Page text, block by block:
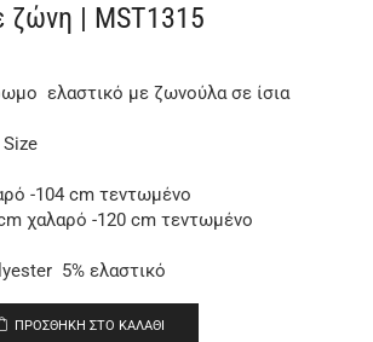
ζώνη | MST1315
ελαστικό με ζωνούλα σε ίσια
-104 cm τεντωμένο
χαλαρό -120 cm τεντωμένο
5% ελαστικό
ΠΡΟΣΘΉΚΗ ΣΤΟ ΚΑΛΆΘΙ